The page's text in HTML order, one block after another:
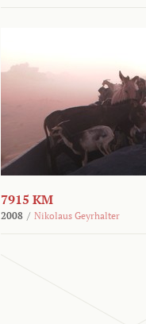
7915 KM
2008 / Nikolaus Geyrhalter